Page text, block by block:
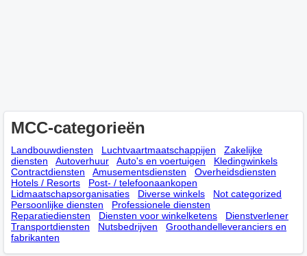
MCC-categorieën
Landbouwdiensten Luchtvaartmaatschappijen
Zakelijke
diensten
Autoverhuur Auto's en voertuigen
Kledingwinkels
Contractdiensten
Amusementsdiensten
Overheidsdiensten
Hotels / Resorts
Post- / telefoonaankopen
Lidmaatschapsorganisaties
Diverse winkels
Not categorized
Persoonlijke diensten
Professionele diensten
Reparatiediensten
Diensten voor winkelketens
Dienstverlener
Transportdiensten
Nutsbedrijven
Groothandelleveranciers en
fabrikanten